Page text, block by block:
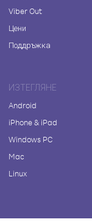
Viber Out
Цени
Поддръжка
ИЗТЕГЛЯНЕ
Android
iPhone & iPad
Windows PC
Mac
Linux